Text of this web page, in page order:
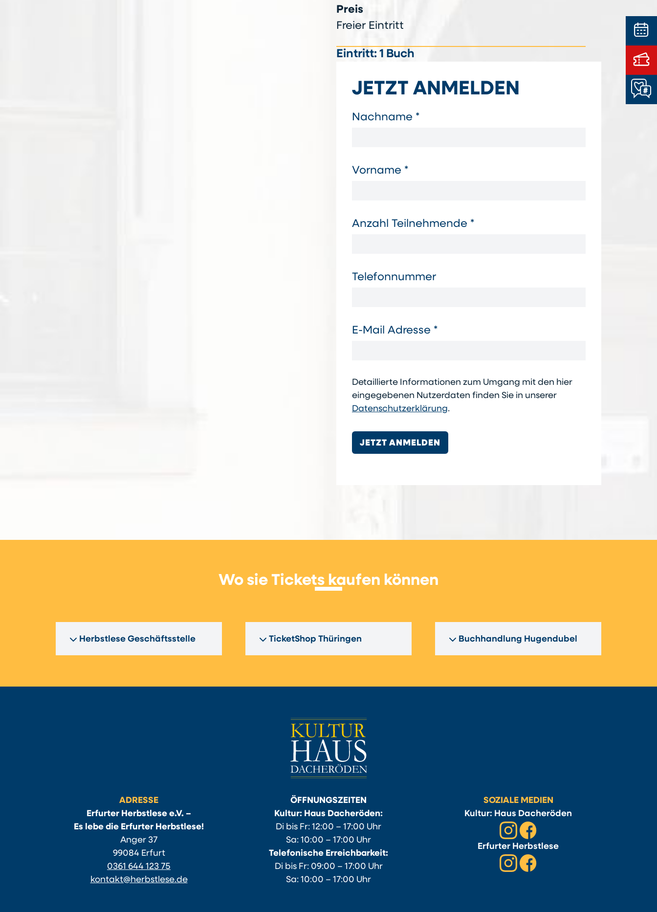
Preis
Freier Eintritt
Eintritt: 1 Buch
JETZT ANMELDEN
Nachname *
Vorname *
Anzahl Teilnehmende *
Telefonnummer
E-Mail Adresse *
Detaillierte Informationen zum Umgang mit den hier
eingegebenen Nutzerdaten finden Sie in unserer
Datenschutzerklärung.
JETZT ANMELDEN
Wo sie Tickets kaufen können
Herbstlese Geschäftsstelle TicketShop Thüringen Buchhandlung Hugendubel
ADRESSE
Erfurter Herbstlese e.V. –
Es lebe die Erfurter Herbstlese!
Anger 37
99084 Erfurt
0361 644 123 75
kontakt@herbstlese.de
ÖFFNUNGSZEITEN
Kultur: Haus Dacheröden:
Di bis Fr: 12:00 – 17:00 Uhr
Sa: 10:00 – 17:00 Uhr
Telefonische Erreichbarkeit:
Di bis Fr: 09:00 – 17:00 Uhr
Sa: 10:00 – 17:00 Uhr
SOZIALE MEDIEN
Kultur: Haus Dacheröden
Erfurter Herbstlese